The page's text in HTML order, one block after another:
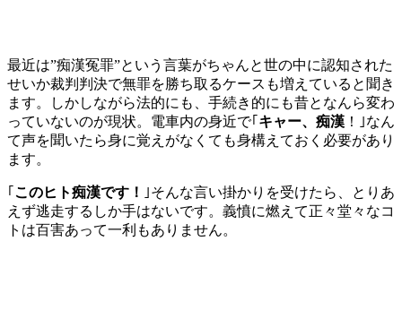
最近は”痴漢冤罪”という言葉がちゃんと世の中に認知された
せいか裁判判決で無罪を勝ち取るケースも増えていると聞き
ます。しかしながら法的にも、手続き的にも昔となんら変わ
っていないのが現状。電車内の身近で｢ キャー、痴漢 ！｣なん
て声を聞いたら身に覚えがなくても身構えておく必要があり
ます。
｢ このヒト痴漢です！
｣そんな言い掛かりを受けたら、とりあ
えず逃走するしか手はないです。義憤に燃えて正々堂々なコ
トは百害あって一利もありません。